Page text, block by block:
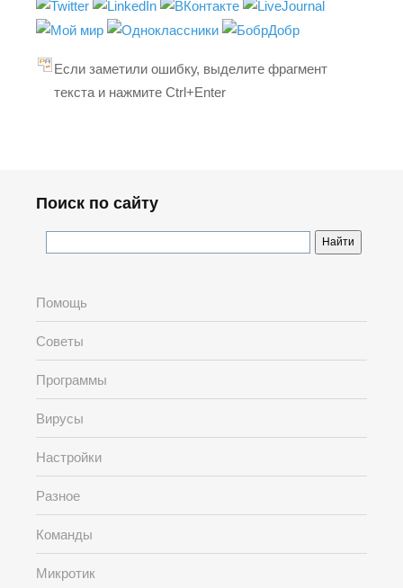
Если заметили ошибку, выделите фрагмент
текста и нажмите Ctrl+Enter
Поиск по сайту
Помощь
Советы
Программы
Вирусы
Настройки
Разное
Команды
Микротик